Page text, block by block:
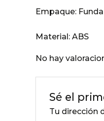
Empaque:
Material: ABS
No hay
Sé el
Tu dirección